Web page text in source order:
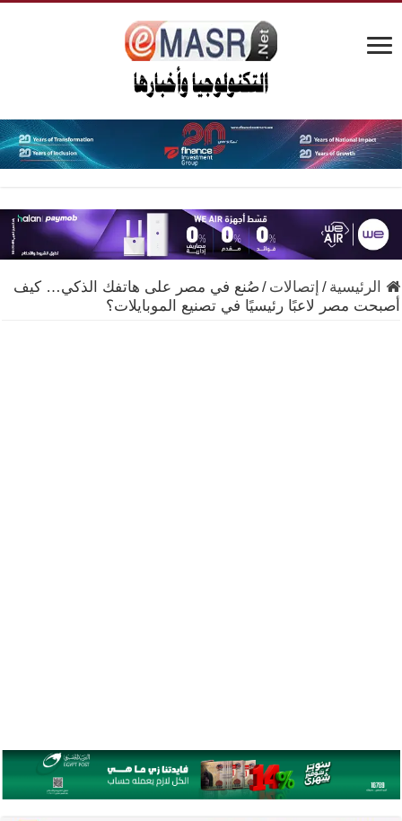
الرئيسية / إتصالات / صُنع في مصر على هاتفك الذكي… كيف
أصبحت مصر لاعبًا رئيسيًا في تصنيع الموبايلات؟